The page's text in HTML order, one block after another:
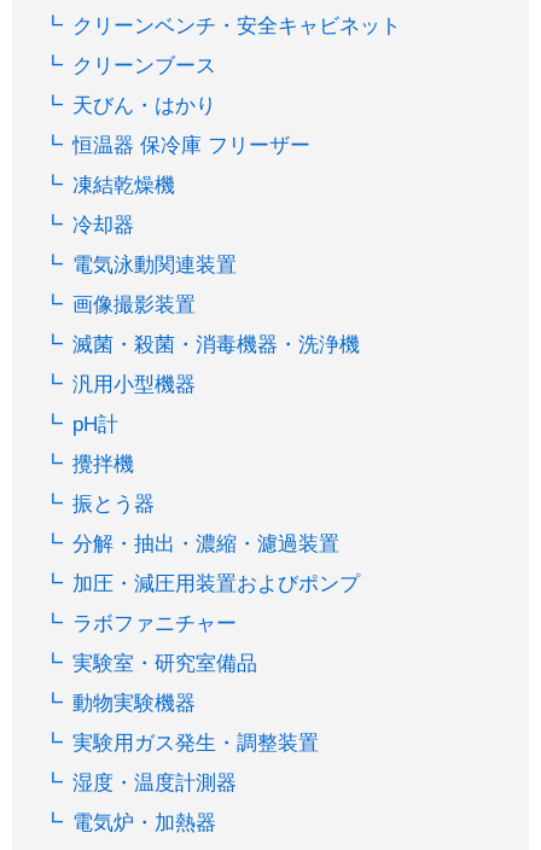
クリーンベンチ・安全キャビネット
クリーンブース
天びん・はかり
恒温器 保冷庫 フリーザー
凍結乾燥機
冷却器
電気泳動関連装置
画像撮影装置
滅菌・殺菌・消毒機器・洗浄機
汎用小型機器
pH計
攪拌機
振とう器
分解・抽出・濃縮・濾過装置
加圧・減圧用装置およびポンプ
ラボファニチャー
実験室・研究室備品
動物実験機器
実験用ガス発生・調整装置
湿度・温度計測器
電気炉・加熱器